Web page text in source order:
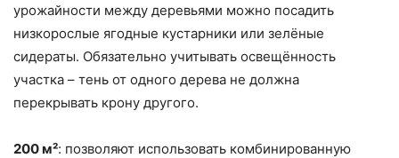
урожайности между деревьями можно посадить
низкорослые ягодные кустарники или зелёные
сидераты. Обязательно учитывать освещённость
участка – тень от одного дерева не должна
перекрывать крону другого.
200 м²: позволяют использовать комбинированную